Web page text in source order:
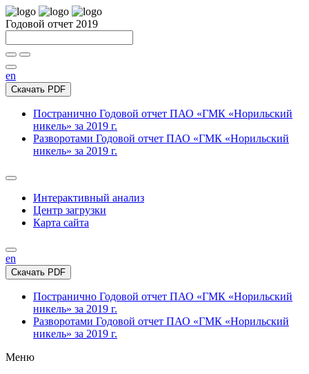
Годовой отчет 2019
en
Скачать PDF
Постранично Годовой отчет ПАО «ГМК «Норильский
никель» за 2019 г.
Разворотами Годовой отчет ПАО «ГМК «Норильский
никель» за 2019 г.
Интерактивный анализ
Центр загрузки
Карта сайта
en
Скачать PDF
Постранично Годовой отчет ПАО «ГМК «Норильский
никель» за 2019 г.
Разворотами Годовой отчет ПАО «ГМК «Норильский
никель» за 2019 г.
Меню